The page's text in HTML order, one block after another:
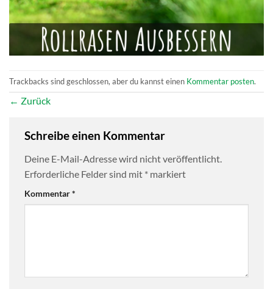
Trackbacks sind geschlossen, aber du kannst einen Kommentar posten.
← Zurück
Schreibe einen Kommentar
Deine E-Mail-Adresse wird nicht veröffentlicht.
Erforderliche Felder sind mit * markiert
Kommentar*